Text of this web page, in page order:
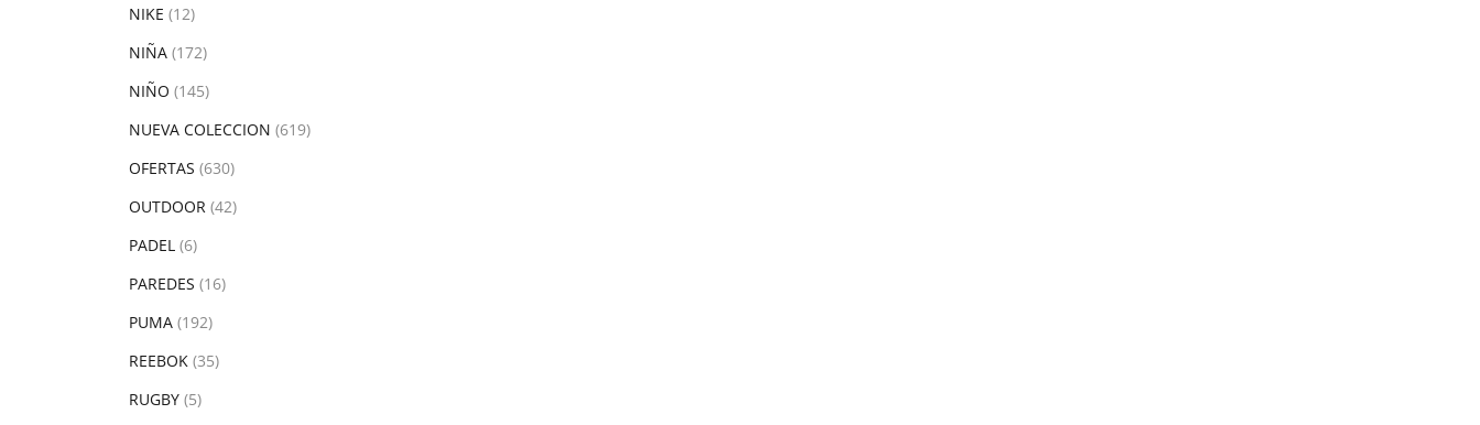
NIKE (12)
NIÑA (172)
NIÑO (145)
NUEVA COLECCION (619)
OFERTAS (630)
OUTDOOR (42)
PADEL (6)
PAREDES (16)
PUMA (192)
REEBOK (35)
RUGBY (5)